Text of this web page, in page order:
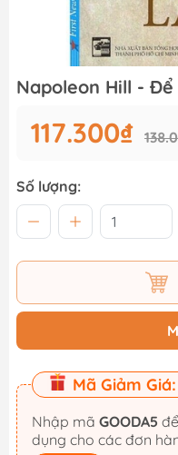
Napoleon Hill -
117.300₫
Số lượng:
Mã Giảm Giá:
Nhập mã GOODA5
dụng cho các đơn